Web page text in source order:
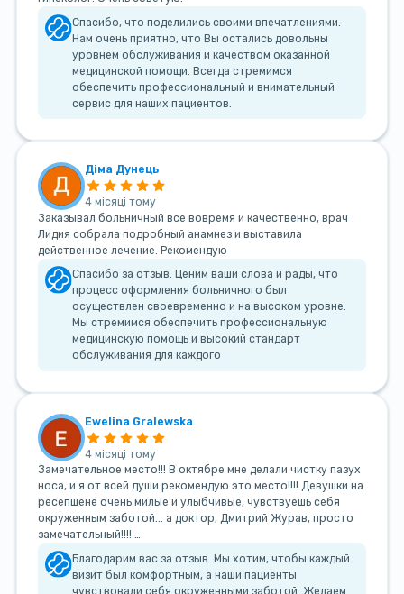
Спасибо, что поделились своими впечатлениями.
Нам очень приятно, что Вы остались довольны
уровнем обслуживания и качеством оказанной
медицинской помощи. Всегда стремимся
обеспечить профессиональный и внимательный
сервис для наших пациентов.
Діма Дунець
4 місяці тому
Заказывал больничный все вовремя и качественно, врач
Лидия собрала подробный анамнез и выставила
действенное лечение. Рекомендую
Спасибо за отзыв. Ценим ваши слова и рады, что
процесс оформления больничного был
осуществлен своевременно и на высоком уровне.
Мы стремимся обеспечить профессиональную
медицинскую помощь и высокий стандарт
обслуживания для каждого
Ewelina Gralewska
4 місяці тому
Замечательное место!!! В октябре мне делали чистку пазух
носа, и я от всей души рекомендую это место!!!! Девушки на
ресепшене очень милые и улыбчивые, чувствуешь себя
окруженным заботой... а доктор, Дмитрий Журав, просто
замечательный!!!! …
Благодарим вас за отзыв. Мы хотим, чтобы каждый
визит был комфортным, а наши пациенты
чувствовали себя окруженными заботой. Желаем